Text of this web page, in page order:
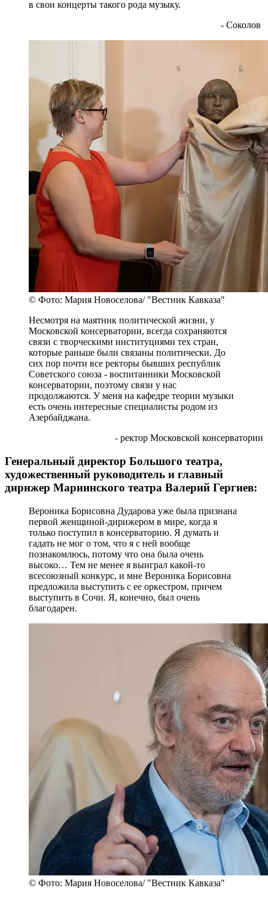
в свои концерты такого рода музыку.
- Соколов
© Фото: Мария Новоселова/ "Вестник Кавказа"
Несмотря на маятник политической жизни, у
Московской консерватории, всегда сохраняются
связи с творческими институциями тех стран,
которые раньше были связаны политически. До
сих пор почти все ректоры бывших республик
Советского союза - воспитанники Московской
консерватории, поэтому связи у нас
продолжаются. У меня на кафедре теории музыки
есть очень интересные специалисты родом из
Азербайджана.
- ректор Московской консерватории
Генеральный директор Большого театра,
художественный руководитель и главный
дирижер Мариинского театра Валерий Гергиев:
Вероника Борисовна Дударова уже была признана
первой женщиной-дирижером в мире, когда я
только поступил в консерваторию. Я думать и
гадать не мог о том, что я с ней вообще
познакомлюсь, потому что она была очень
высоко… Тем не менее я выиграл какой-то
всесоюзный конкурс, и мне Вероника Борисовна
предложила выступить с ее оркестром, причем
выступить в Сочи. Я, конечно, был очень
благодарен.
© Фото: Мария Новоселова/ "Вестник Кавказа"